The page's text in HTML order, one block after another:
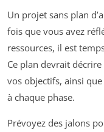
Un projet sans plan
fois que vous avez
ressources, il est
Ce plan devrait
vos objectifs, ainsi
à chaque phase.
Prévoyez des jalons